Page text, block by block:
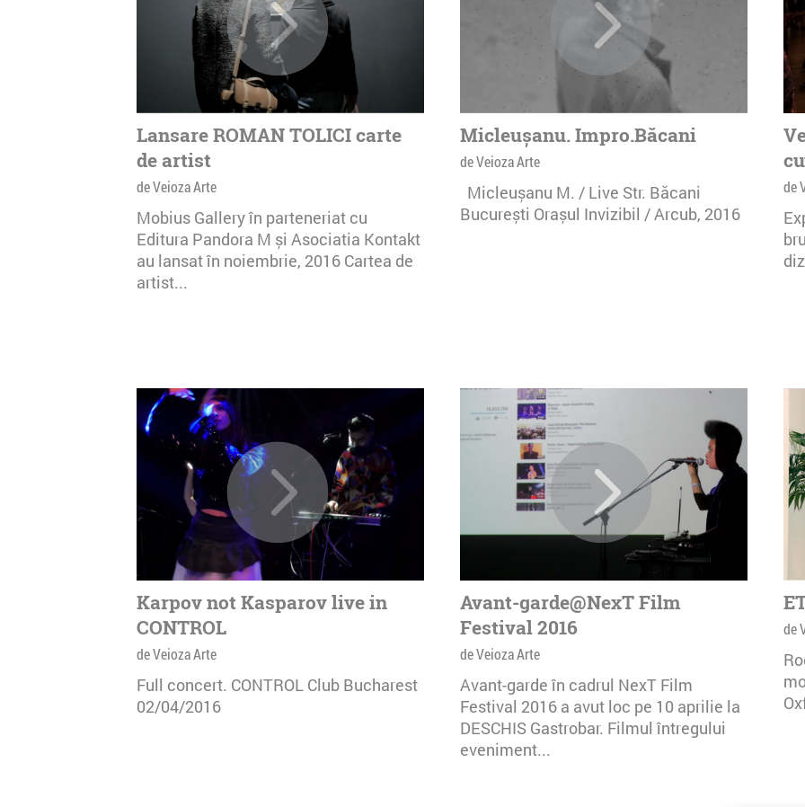
Lansare ROMAN TOLICI carte
de artist
de Veioza Arte
Mobius Gallery în parteneriat cu
Editura Pandora M și Asociatia Kontakt
au lansat în noiembrie, 2016 Cartea de
artist...
Micleușanu. Impro.Băcani
de Veioza Arte
Micleușanu M. / Live Str. Băcani
București Orașul Invizibil / Arcub, 2016
de
Karpov not Kasparov live in
CONTROL
de Veioza Arte
Full concert. CONTROL Club Bucharest
02/04/2016
Avant-garde@NexT Film
Festival 2016
de Veioza Arte
Avant-garde în cadrul NexT Film
Festival 2016 a avut loc pe 10 aprilie la
DESCHIS Gastrobar. Filmul întregului
eveniment...
de